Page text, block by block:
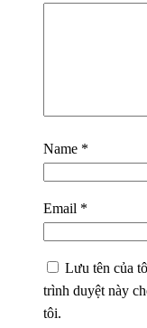
Name *
Email *
Lưu tên của
trình duyệt này
tôi.